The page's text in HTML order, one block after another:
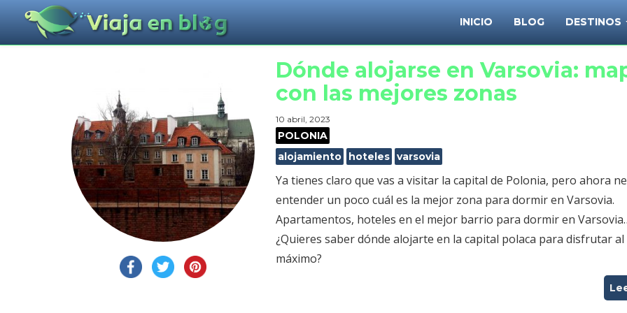
INICIO BLOG DESTINOS
Dónde alojarse en Varsovia:
con las mejores zonas
10 abril, 2023
POLONIA
alojamiento
hoteles varsovia
Ya tienes claro que vas a visitar la capital de Polonia, pero ahora
entender un poco cuál es la mejor zona para dormir en Varsovia.
Apartamentos, hoteles en el mejor barrio para dormir en
¿Quieres saber dónde alojarte en la capital polaca para disfrutar al
máximo?